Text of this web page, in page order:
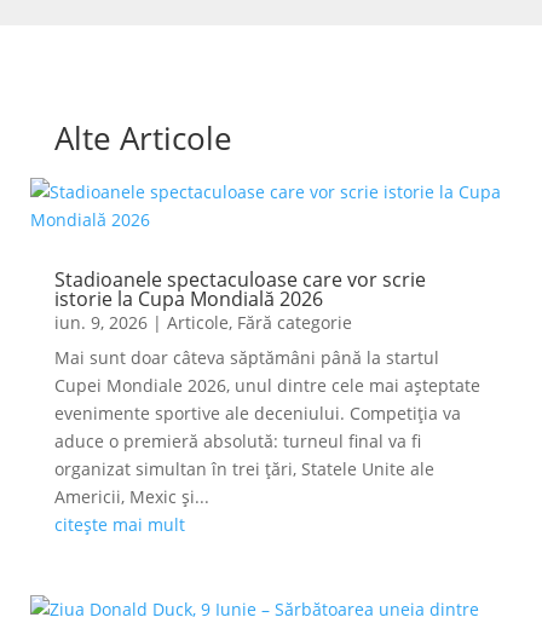
Alte Articole
Stadioanele spectaculoase care vor scrie
istorie la Cupa Mondială 2026
iun. 9, 2026| Articole, Fără categorie
Mai sunt doar câteva săptămâni până la startul
Cupei Mondiale 2026, unul dintre cele mai așteptate
evenimente sportive ale deceniului. Competiția va
aduce o premieră absolută: turneul final va fi
organizat simultan în trei țări, Statele Unite ale
Americii, Mexic și...
citește mai mult